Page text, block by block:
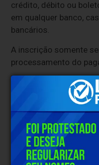
crédito, débito ou
em qualquer banco,
bancários.
A inscrição somente
processamento do
Mais locais de
Em 2026, a
agenda para os
Nesta edição, o Inep
de aplicação do
o país.